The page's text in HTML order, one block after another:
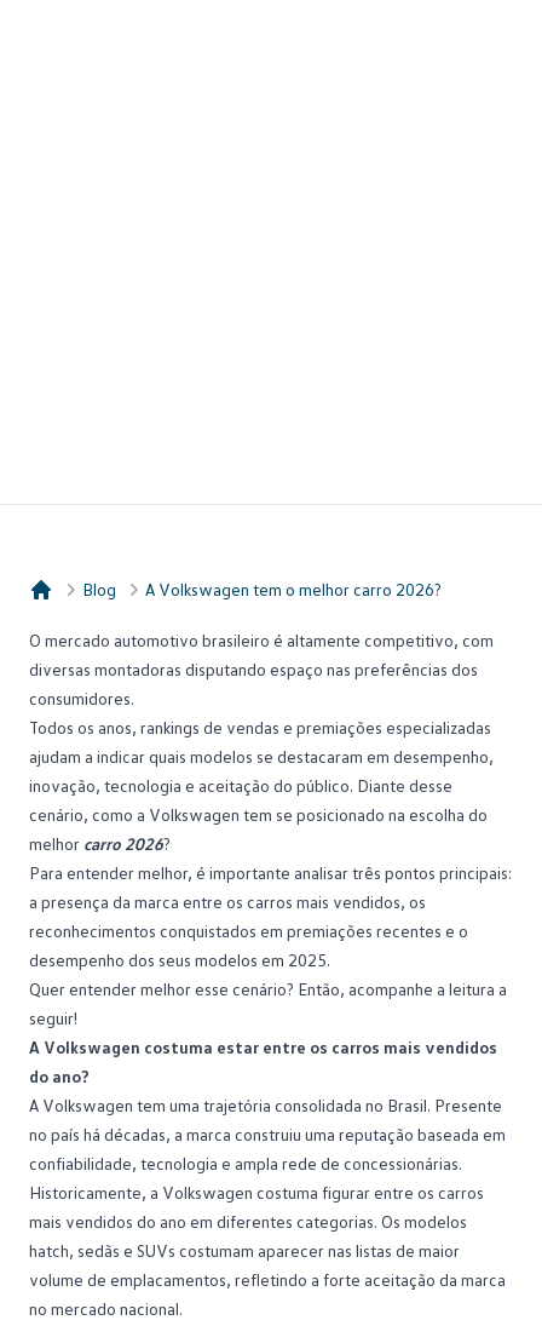
Blog A Volkswagen tem o melhor carro 2026?
O mercado automotivo brasileiro é altamente competitivo, com
diversas montadoras disputando espaço nas preferências dos
consumidores.
Todos os anos, rankings de vendas e premiações especializadas
ajudam a indicar quais modelos se destacaram em desempenho,
inovação, tecnologia e aceitação do público. Diante desse
cenário, como a Volkswagen tem se posicionado na escolha do
melhor carro 2026?
Para entender melhor, é importante analisar três pontos principais:
a presença da marca entre os carros mais vendidos, os
reconhecimentos conquistados em premiações recentes e o
desempenho dos seus modelos em 2025.
Quer entender melhor esse cenário? Então, acompanhe a leitura a
seguir!
A Volkswagen costuma estar entre os carros mais vendidos
do ano?
A Volkswagen tem uma trajetória consolidada no Brasil. Presente
no país há décadas, a marca construiu uma reputação baseada em
confiabilidade, tecnologia e ampla rede de concessionárias.
Historicamente, a Volkswagen costuma figurar entre os carros
mais vendidos do ano em diferentes categorias. Os modelos
hatch, sedãs e SUVs costumam aparecer nas listas de maior
volume de emplacamentos, refletindo a forte aceitação da marca
no mercado nacional.